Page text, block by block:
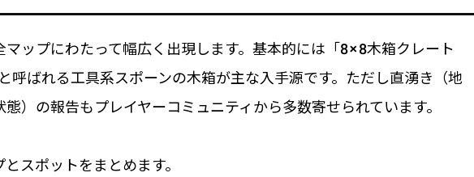
ップにわたって幅広く出現します。基本的には「8×8木箱クレート
ばれる工具系スポーンの木箱が主な入手源です。ただし直湧き（地
）の報告もプレイヤーコミュニティから多数寄せられています。
スポットをまとめます。